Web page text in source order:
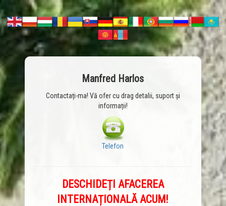
Manfred Harlos
Contactați-ma! Vă ofer cu drag detalii, suport și
informații!
Telefon
DESCHIDEȚI AFACEREA
INTERNAȚIONALĂ ACUM!